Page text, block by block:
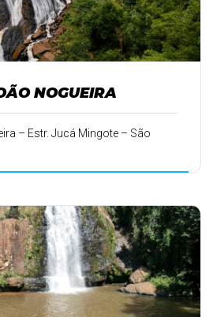
NOGUEIRA
– Estr. Jucá Mingote – São